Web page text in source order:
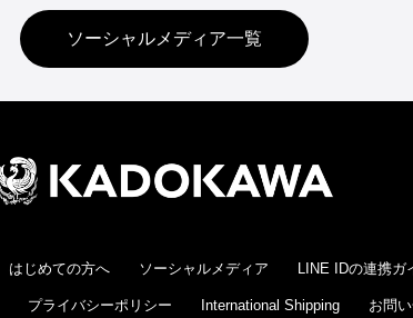
ソーシャルメディア一覧
はじめての方へ ソーシャルメディア LINE IDの連携ガ
プライバシーポリシー International Shipping お問